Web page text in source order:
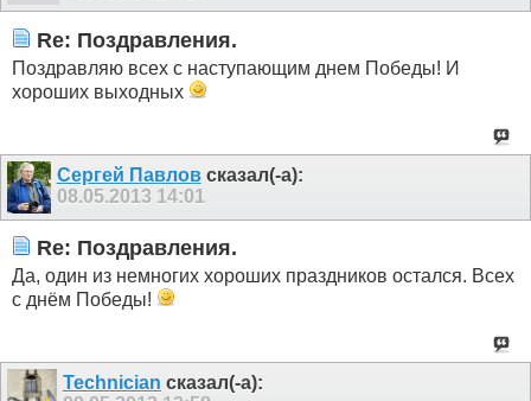
Re: Поздравления.
Поздравляю всех с наступающим днем Победы! И
хороших выходных
Сергей Павловсказал(-а):
08.05.2013 14:01
Re: Поздравления.
Да, один из немногих хороших праздников остался. Всех
с днём Победы!
Technician сказал(-а):